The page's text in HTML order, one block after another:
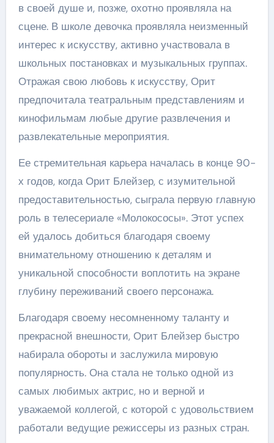
в своей душе и, позже, охотно проявляла на
сцене. В школе девочка проявляла неизменный
интерес к искусству, активно участвовала в
школьных постановках и музыкальных группах.
Отражая свою любовь к искусству, Орит
предпочитала театральным представлениям и
кинофильмам любые другие развлечения и
развлекательные мероприятия.
Ее стремительная карьера началась в конце 90-
х годов, когда Орит Блейзер, с изумительной
предоставительностью, сыграла первую главную
роль в телесериале «Молокососы». Этот успех
ей удалось добиться благодаря своему
внимательному отношению к деталям и
уникальной способности воплотить на экране
глубину переживаний своего персонажа.
Благодаря своему несомненному таланту и
прекрасной внешности, Орит Блейзер быстро
набирала обороты и заслужила мировую
популярность. Она стала не только одной из
самых любимых актрис, но и верной и
уважаемой коллегой, с которой с удовольствием
работали ведущие режиссеры из разных стран.